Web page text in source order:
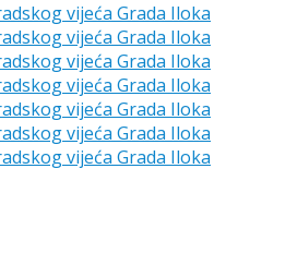
vijeća Grada Iloka
vijeća Grada Iloka
vijeća Grada Iloka
vijeća Grada Iloka
vijeća Grada Iloka
vijeća Grada Iloka
vijeća Grada Iloka